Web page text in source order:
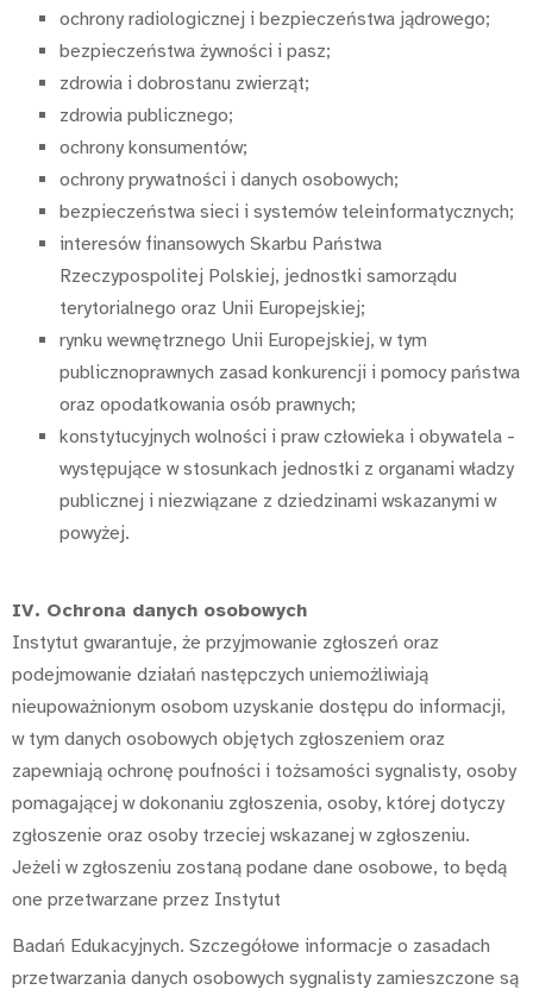
ochrony radiologicznej i bezpieczeństwa jądrowego;
bezpieczeństwa żywności i pasz;
zdrowia i dobrostanu zwierząt;
zdrowia publicznego;
ochrony konsumentów;
ochrony prywatności i danych osobowych;
bezpieczeństwa sieci i systemów teleinformatycznych;
interesów finansowych Skarbu Państwa
Rzeczypospolitej Polskiej, jednostki samorządu
terytorialnego oraz Unii Europejskiej;
rynku wewnętrznego Unii Europejskiej, w tym
publicznoprawnych zasad konkurencji i pomocy państwa
oraz opodatkowania osób prawnych;
konstytucyjnych wolności i praw człowieka i obywatela -
występujące w stosunkach jednostki z organami władzy
publicznej i niezwiązane z dziedzinami wskazanymi w
powyżej.
IV. Ochrona danych osobowych
Instytut gwarantuje, że przyjmowanie zgłoszeń oraz
podejmowanie działań następczych uniemożliwiają
nieupoważnionym osobom uzyskanie dostępu do informacji,
w tym danych osobowych objętych zgłoszeniem oraz
zapewniają ochronę poufności i tożsamości sygnalisty, osoby
pomagającej w dokonaniu zgłoszenia, osoby, której dotyczy
zgłoszenie oraz osoby trzeciej wskazanej w zgłoszeniu.
Jeżeli w zgłoszeniu zostaną podane dane osobowe, to będą
one przetwarzane przez Instytut
Badań Edukacyjnych. Szczegółowe informacje o zasadach
przetwarzania danych osobowych sygnalisty zamieszczone są